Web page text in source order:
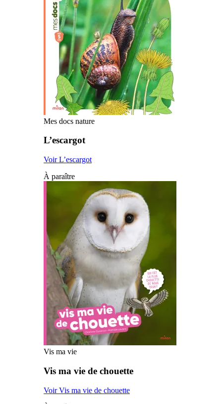
Mes docs nature
L’escargot
Voir L’escargot
À paraître
Vis ma vie
Vis ma vie de chouette
Voir Vis ma vie de chouette